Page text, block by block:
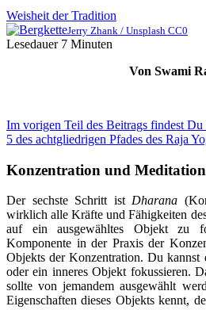
Weisheit der Tradition
Jerry Zhank / Unsplash CC0
Lesedauer 7 Minuten
Von Swami
Im vorigen Teil des Beitrags findest
5 des achtgliedrigen Pfades des Raja
Konzentration und Meditation
Der sechste Schritt ist Dharana
wirklich alle Kräfte und Fähigkeiten
auf ein ausgewähltes Objekt zu
Komponente in der Praxis der
Objekts der Konzentration. Du kannst
oder ein inneres Objekt fokussieren.
sollte von jemandem ausgewählt
Eigenschaften dieses Objekts kennt,